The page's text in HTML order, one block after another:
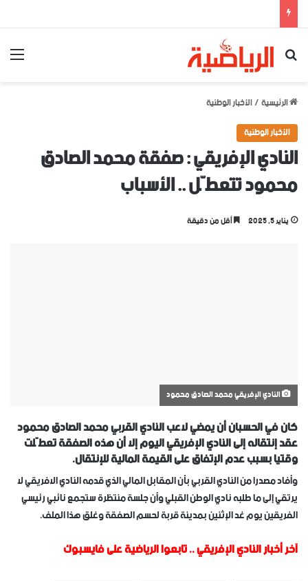
بحث عن
الرئيسية/الأخبار الوطنية
الأخبار الوطنية
النادي الإفريقي : صفقة محمد الصادق
محمود تتعطّل .. الأسباب
يناير 5, 2025 أقل من دقيقة
النادي الإفريقي محمد الصادق محمود
كان في الحسبان أن يمضي لاعب النادي القربي محمد الصادق محمود
عقد إنتقاله إلى النادي الإفريقي اليوم إلا أن هذه الصفقة تعطّلت
وقتيا بسبب عدم الإتفاق على القيمة المالية للإنتقال.
وأفاد مصدرا من النادي القربي بأن المقابل المالي الذي قدمه النادي الافريقي لا
يرتقي إلى ما طلبه نادي الوطن القبلي وأن جلسة منتظرة ستجمع نائبي رئيسي
الفريقين يوم غد الإثنين بمدينة قربة لحسم الصفقة وغلق هذا الملف.
آخر أخبار النادي الإفريقي..تابعوا الرياضية على فايسبوك